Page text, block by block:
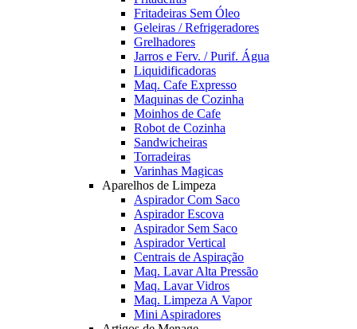
Fritadeiras Sem Óleo
Geleiras / Refrigeradores
Grelhadores
Jarros e Ferv. / Purif. Água
Liquidificadoras
Maq. Cafe Expresso
Maquinas de Cozinha
Moinhos de Cafe
Robot de Cozinha
Sandwicheiras
Torradeiras
Varinhas Magicas
Aparelhos de Limpeza
Aspirador Com Saco
Aspirador Escova
Aspirador Sem Saco
Aspirador Vertical
Centrais de Aspiração
Maq. Lavar Alta Pressão
Maq. Lavar Vidros
Maq. Limpeza A Vapor
Mini Aspiradores